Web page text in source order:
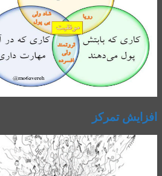
افزایش تمرکز